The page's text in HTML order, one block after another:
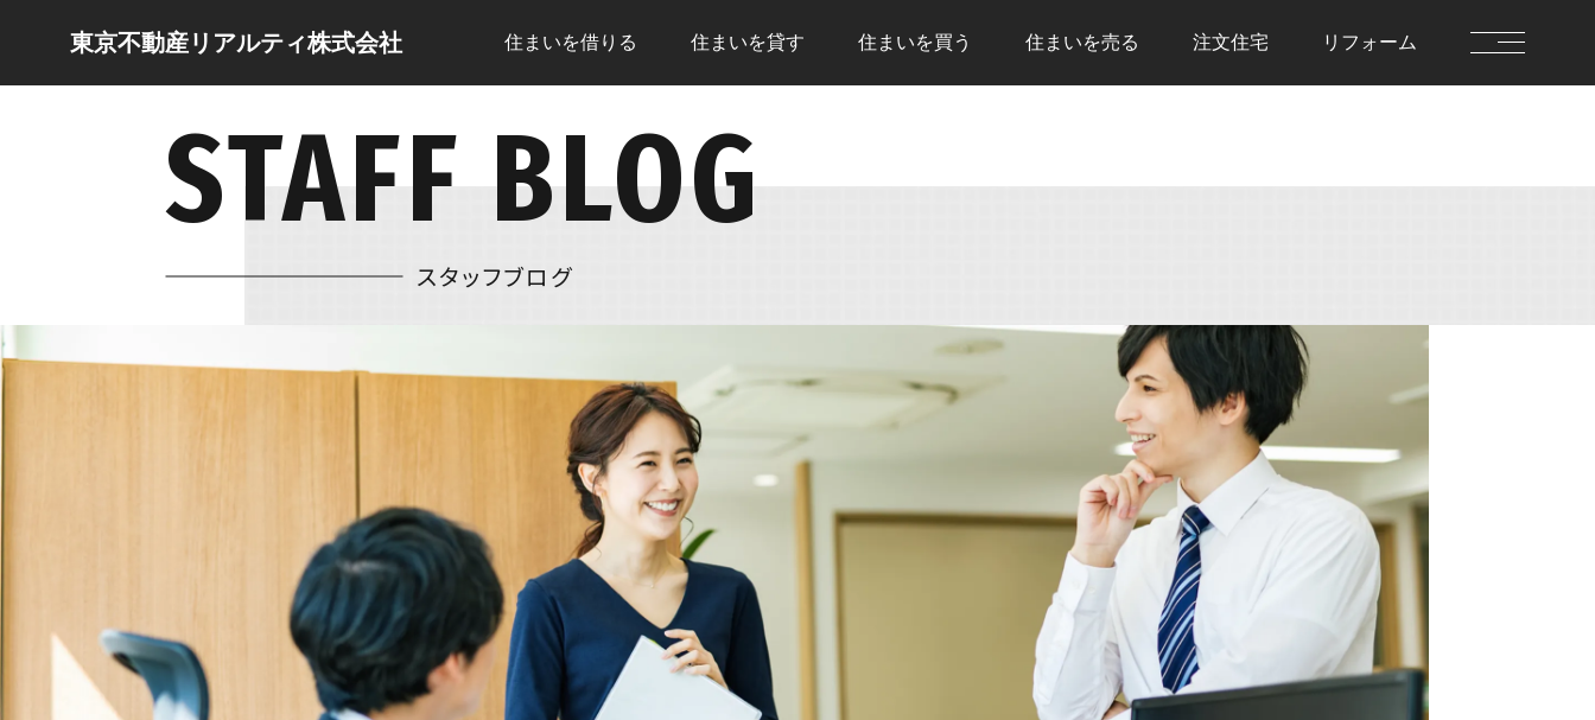
東京不動産リアルティ株式会社 住まいを借りる 住まいを貸す 住まいを買う 住まいを売る 注文住宅 リフォーム
トップページ
売却査定
物件情報
住まいを買う
購入の流れ
住宅ローン
住まいを買うのFAQ
住まいを売る
無料売却査定
住まいを売るのFAQ
注文住宅
注文住宅の流れ
建物仕様書
注文住宅のFAQ
リフォーム
リフォームの流れ
リフォームのFAQ
スタッフ情報
スタッフ紹介
スタッフブログ
当社について
会社概要
採用情報
住まいを借りる
住まいを貸す
住まいを買う
リフォーム
STAFF BLOG
スタッフブログ